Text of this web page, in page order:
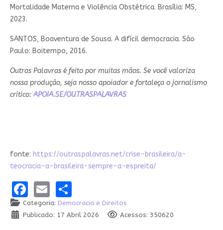
Mortalidade Materna e Violência Obstétrica. Brasília: MS,
2023.
SANTOS, Boaventura de Sousa. A difícil democracia. São
Paulo: Boitempo, 2016.
Outras Palavras é feito por muitas mãos. Se você valoriza
nossa produção, seja nosso apoiador e fortaleça o jornalismo
crítico: APOIA.SE/OUTRASPALAVRAS
fonte: https://outraspalavras.net/crise-brasileira/a-
teocracia-a-brasileira-sempre-a-espreita/
Facebook
EmailShare
Categoria: Democracia e Direitos
Publicado: 17 Abril 2026
Acessos: 350620